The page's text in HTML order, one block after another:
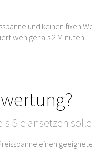
und keinen fixen
weniger als 2 Minuten
Sie ansetzen
einen